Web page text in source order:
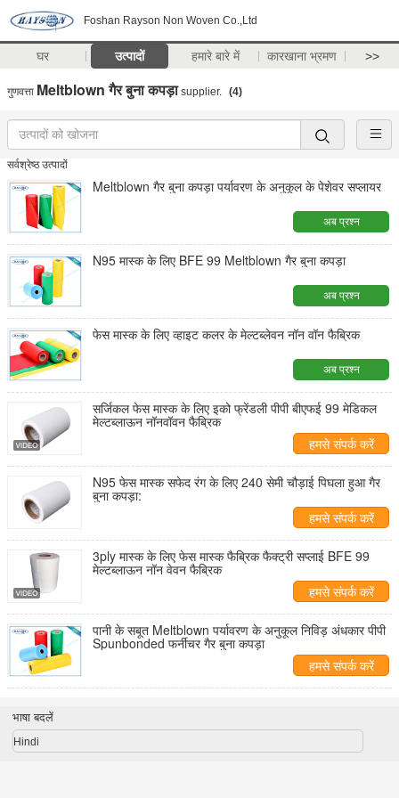
Foshan Rayson Non Woven Co.,Ltd
घर उत्पादों हमारे बारे में कारखाना भ्रमण >>
गुणवत्ता Meltblown गैर बुना कपड़ाsupplier. (4)
सर्वश्रेष्ठ उत्पादों
Meltblown गैर बुना कपड़ा पर्यावरण के अनुकूल के पेशेवर सप्लायर
अब प्रश्न
N95 मास्क के लिए BFE 99 Meltblown गैर बुना कपड़ा
अब प्रश्न
फेस मास्क के लिए व्हाइट कलर के मेल्टब्लेवन नॉन वॉन फैब्रिक
अब प्रश्न
सर्जिकल फेस मास्क के लिए इको फ्रेंडली पीपी बीएफई 99 मेडिकल
मेल्टब्लाऊन नॉनवॉवन फैब्रिक
हमसे संपर्क करें
N95 फेस मास्क सफेद रंग के लिए 240 सेमी चौड़ाई पिघला हुआ गैर
बुना कपड़ा:
हमसे संपर्क करें
3ply मास्क के लिए फेस मास्क फैब्रिक फैक्ट्री सप्लाई BFE 99
मेल्टब्लाऊन नॉन वेवन फैब्रिक
हमसे संपर्क करें
पानी के सबूत Meltblown पर्यावरण के अनुकूल निविड़ अंधकार पीपी
Spunbonded फर्नीचर गैर बुना कपड़ा
हमसे संपर्क करें
भाषा बदलें
Hindi